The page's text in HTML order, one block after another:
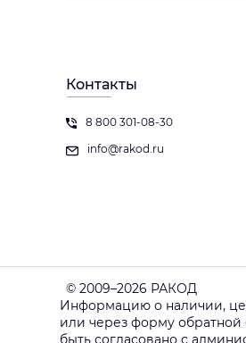
Контакты
8 800 301-08-30
info@rakod.ru
© 2009–2026 РАКОД
Информацию о наличии,
или через форму обратной